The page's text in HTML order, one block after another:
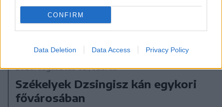
CONFIRM
Data Deletion Data Access Privacy Policy
2026. augusztus 05., szerda
Székelyek Dzsingisz kán egykori
fővárosában